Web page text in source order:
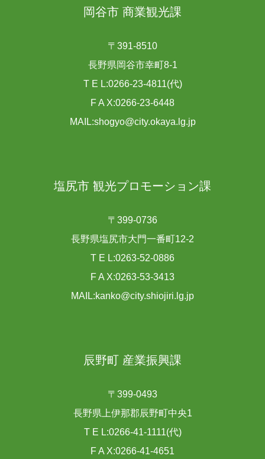
岡谷市 商業観光課
〒391-8510
長野県岡谷市幸町8-1
T E L:0266-23-4811(代)
F A X:0266-23-6448
MAIL:shogyo@city.okaya.lg.jp
塩尻市 観光プロモーション課
〒399-0736
長野県塩尻市大門一番町12-2
T E L:0263-52-0886
F A X:0263-53-3413
MAIL:kanko@city.shiojiri.lg.jp
辰野町 産業振興課
〒399-0493
長野県上伊那郡辰野町中央1
T E L:0266-41-1111(代)
F A X:0266-41-4651